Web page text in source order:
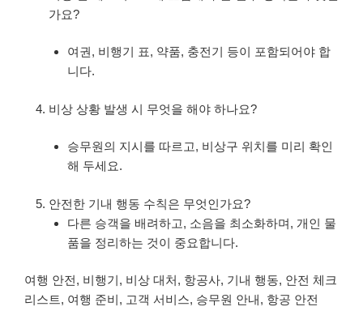
가요?
여권, 비행기 표, 약품, 충전기 등이 포함되어야 합
니다.
비상 상황 발생 시 무엇을 해야 하나요?
승무원의 지시를 따르고, 비상구 위치를 미리 확인
해 두세요.
안전한 기내 행동 수칙은 무엇인가요?
다른 승객을 배려하고, 소음을 최소화하며, 개인 물
품을 정리하는 것이 중요합니다.
여행 안전, 비행기, 비상 대처, 항공사, 기내 행동, 안전 체크
리스트, 여행 준비, 고객 서비스, 승무원 안내, 항공 안전